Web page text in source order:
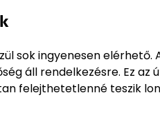
sok ingyenesen elérhető.
áll rendelkezésre. Ez az
felejthetetlenné teszik